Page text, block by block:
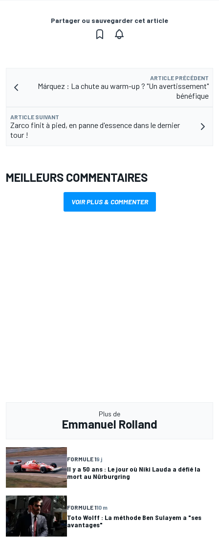
Partager ou sauvegarder cet article
ARTICLE PRÉCÉDENT
Márquez : La chute au warm-up ? "Un avertissement"
bénéfique
ARTICLE SUIVANT
Zarco finit à pied, en panne d'essence dans le dernier
tour !
MEILLEURS COMMENTAIRES
VOIR PLUS & COMMENTER
Plus de
Emmanuel Rolland
FORMULE 19 j
Il y a 50 ans : Le jour où Niki Lauda a défié la
mort au Nürburgring
FORMULE 110 m
Toto Wolff : La méthode Ben Sulayem a "ses
avantages"